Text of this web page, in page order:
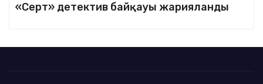
«Серт» детектив байқауы жарияланды